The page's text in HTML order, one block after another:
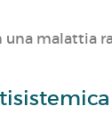
una malattia